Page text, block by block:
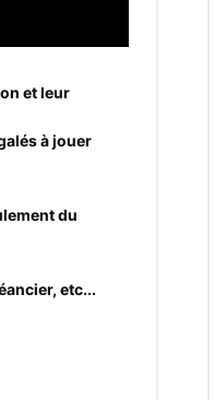
et leur
à jouer
du
etc...